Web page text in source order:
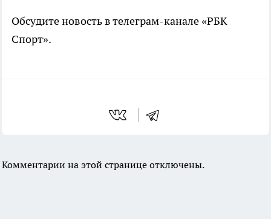
Обсудите новость в телеграм-канале «РБК
Спорт».
Комментарии на этой странице отключены.